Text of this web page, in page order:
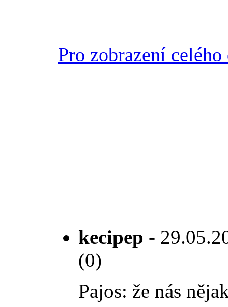
Pro zobrazení
kecipep -
(0)
Pajos: že nás